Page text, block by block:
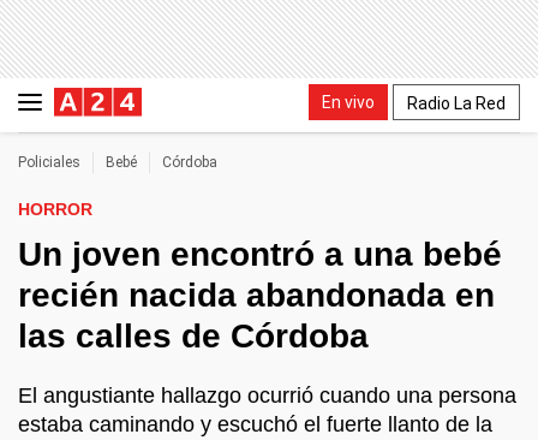
En vivo Radio La Red
Policiales Bebé Córdoba
HORROR
Un joven encontró a una bebé
recién nacida abandonada en
las calles de Córdoba
El angustiante hallazgo ocurrió cuando una persona
estaba caminando y escuchó el fuerte llanto de la